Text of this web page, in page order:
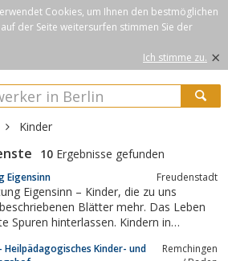
Cookies, um Ihnen den bestmöglichen
der Seite weitersurfen stimmen Sie der
Ich stimme zu. ×
Kinder
10 Ergebnisse gefunden
Eigensinn Freudenstadt
– Kinder, die zu uns
Spuren hinterlassen. Kindern in
Wir wollen starke Kinder für eine
Kinder- und
Remchingen